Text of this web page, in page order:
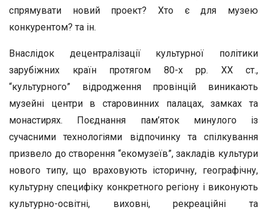
спрямувати новий проект? Хто є для музею
конкурентом? та ін.
Внаслідок децентралізації культурної політики
зарубіжних країн протягом 80-х рр. ХХ ст.,
“культурного” відродження провінцій виникають
музейні центри в старовинних палацах, замках та
монастирях. Поєднання пам’яток минулого із
сучасними технологіями відпочинку та спілкування
призвело до створення “екомузеїв”, закладів культури
нового типу, що враховують історичну, географічну,
культурну специфіку конкретного регіону і виконують
культурно-освітні, виховні, рекреаційні та